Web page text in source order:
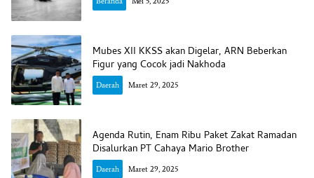
Mubes XII KKSS akan Digelar, ARN Beberkan
Figur yang Cocok jadi Nakhoda
Daerah Maret 29, 2025
Agenda Rutin, Enam Ribu Paket Zakat Ramadan
Disalurkan PT Cahaya Mario Brother
Daerah Maret 29, 2025